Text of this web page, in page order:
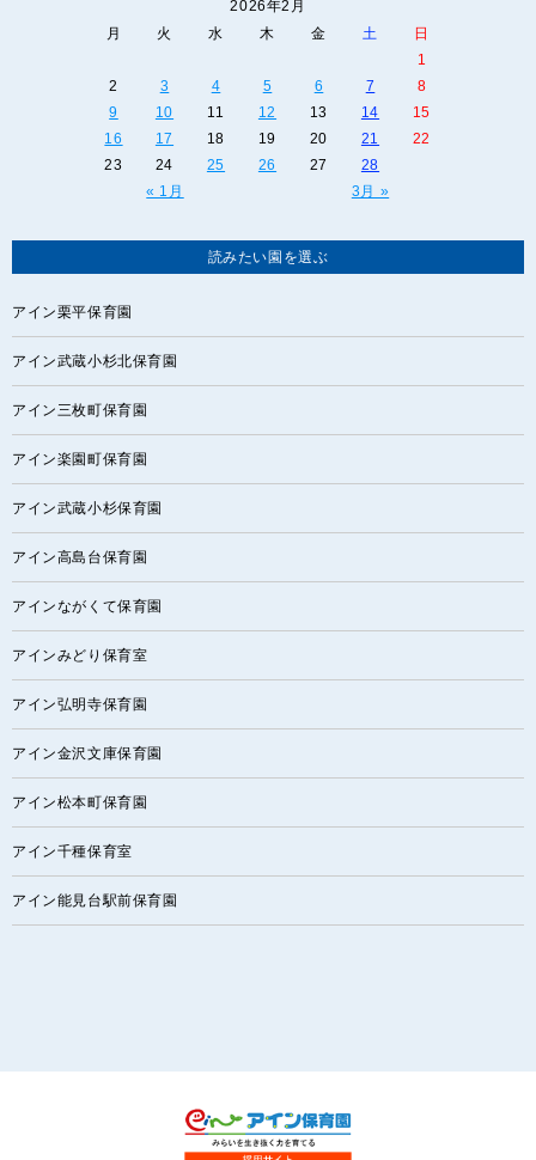
2026年2月
月
火 水 木 金 土 日
« 1月 3月 »
1
2
3 4 5 6 7
8
9
10 11 12 13 14
15
16
17 18 19 20 21
22
23
24 25 26 27 28
読みたい園を選ぶ
アイン栗平保育園
アイン武蔵小杉北保育園
アイン三枚町保育園
アイン楽園町保育園
アイン武蔵小杉保育園
アイン高島台保育園
アインながくて保育園
アインみどり保育室
アイン弘明寺保育園
アイン金沢文庫保育園
アイン松本町保育園
アイン千種保育室
アイン能見台駅前保育園